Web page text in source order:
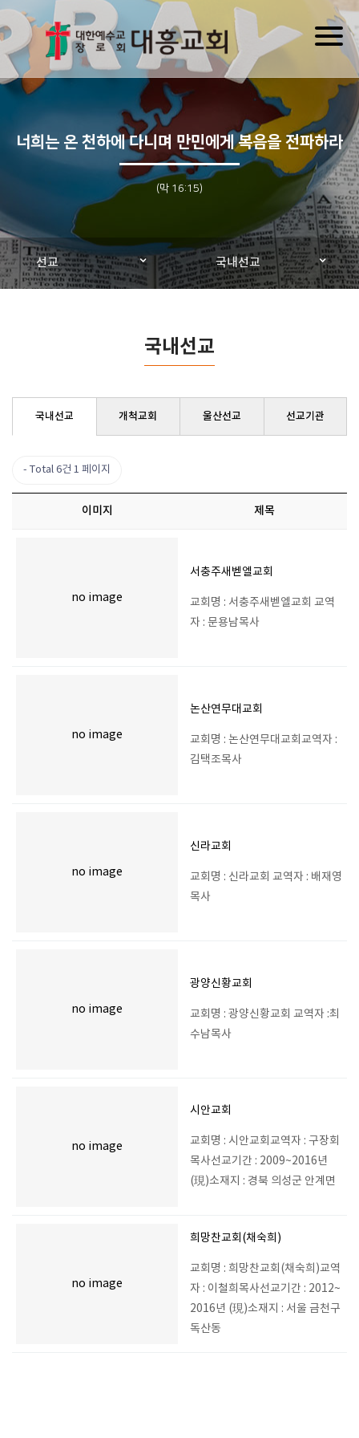
너희는 온 천하에 다니며 만민에게 복음을 전파하라
(막 16:15)
선교 국내선교
국내선교
국내선교 개척교회 울산선교 선교기관
Total 6건 1 페이지
이미지 제목
no image
서충주새벧엘교회
교회명 : 서충주새벧엘교회 교역
자 : 문용남목사
no image
논산연무대교회
교회명 : 논산연무대교회교역자 :
김택조목사
no image
신라교회
교회명 : 신라교회 교역자 : 배재영
목사
no image
광양신황교회
교회명 : 광양신황교회 교역자 :최
수남목사
no image
시안교회
교회명 : 시안교회교역자 : 구장회
목사선교기간 : 2009~2016년
(現)소재지 : 경북 의성군 안계면
no image
희망찬교회(채숙희)
교회명 : 희망찬교회(채숙희)교역
자 : 이철희목사선교기간 : 2012~
2016년 (現)소재지 : 서울 금천구
독산동